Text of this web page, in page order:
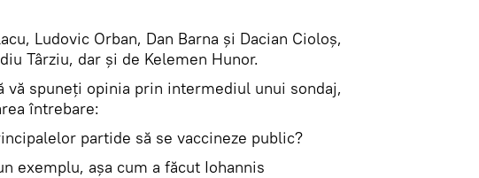
Ludovic Orban, Dan Barna și Dacian Cioloș,
Târziu, dar și de Kelemen Hunor.
vă spuneți opinia prin intermediul unui sondaj,
întrebare:
partide să se vaccineze public?
exemplu, așa cum a făcut Iohannis